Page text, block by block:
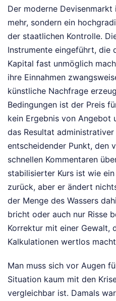
Der moderne
mehr, sondern ein
der staatlichen Kontrolle.
Instrumente eingeführt, die
Kapital fast unmöglich
ihre Einnahmen
künstliche Nachfrage
Bedingungen ist der Preis
kein Ergebnis von Angebot
das Resultat
entscheidender Punkt, den
schnellen Kommentaren
stabilisierter Kurs ist wie
zurück, aber er ändert
der Menge des Wassers
bricht oder auch nur Risse
Korrektur mit einer Gewalt,
Kalkulationen wertlos
Man muss sich vor Augen
Situation kaum mit den
vergleichbar ist. Damals